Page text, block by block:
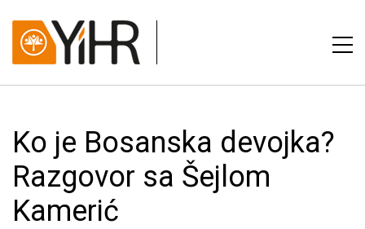
Ko je Bosanska devojka?
Razgovor sa Šejlom
Kamerić